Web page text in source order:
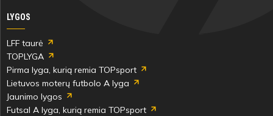
LYGOS
LFF taurė
TOPLYGA
Pirma lyga, kurią remia TOPsport
Lietuvos moterų futbolo A lyga
Jaunimo lygos
Futsal A lyga, kurią remia TOPsport